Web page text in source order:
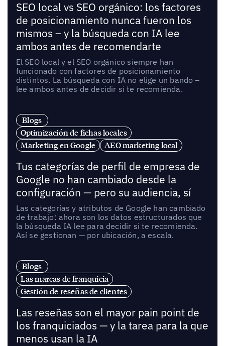
SEO local vs SEO orgánico: los factores
de posicionamiento nunca fueron los
mismos – y la búsqueda con IA lee
ambos antes de recomendarte
El SEO local y el SEO orgánico siempre han
funcionado con factores de posicionamiento
distintos. La búsqueda con IA no elige un bando –
lee ambos antes de decidir si te recomienda.
Blogs
Optimización de fichas locales
Marketing en Google
AEO marketing local
Tus categorías de perfil de empresa de
Google no han cambiado desde la
configuración — pero su audiencia, sí
Las categorías y atributos de Google han cambiado
de trabajo: ahora son los datos estructurados que
la búsqueda IA lee para decidir si te recomienda.
Así se gestionan — por ubicación, a escala.
Blogs
Las marcas de franquicia
Gestión de reseñas de clientes
Las reseñas son el mayor pain point de
los franquiciados — y la tarea para la que
menos usan la IA